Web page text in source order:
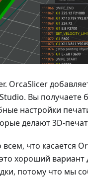
OrcaSlicer
Вы получаете
настройки
делают 3D-
что касается
хороший вариант
потому что мы